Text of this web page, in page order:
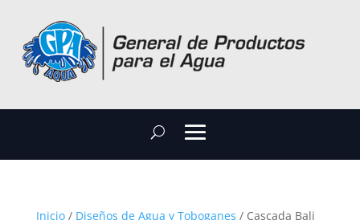
Inicio/ Diseños de Agua y Toboganes / Cascada Bali